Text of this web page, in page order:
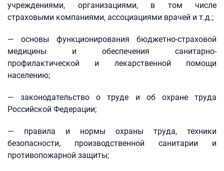
учреждениями, организациями, в том числе
страховыми компаниями, ассоциациями врачей и т.д.;
— основы функционирования бюджетно-страховой
медицины и обеспечения санитарно-
профилактической и лекарственной помощи
населению;
— законодательство о труде и об охране труда
Российской Федерации;
— правила и нормы охраны труда, техники
безопасности, производственной санитарии и
противопожарной защиты;